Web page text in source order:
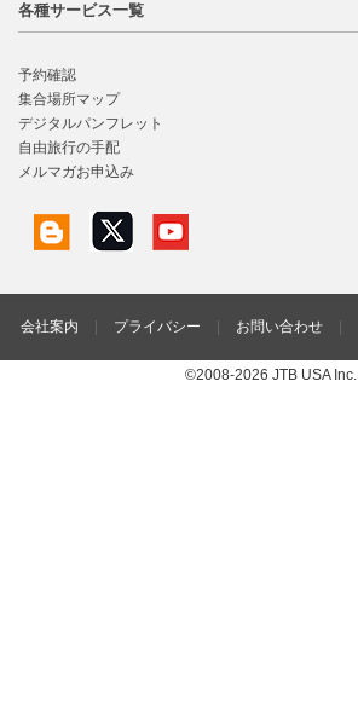
各種サービス一覧
予約確認
集合場所マップ
デジタルパンフレット
自由旅行の手配
メルマガお申込み
会社案内 プライバシー お問い合わせ
©2008-2026 JTB USA Inc.